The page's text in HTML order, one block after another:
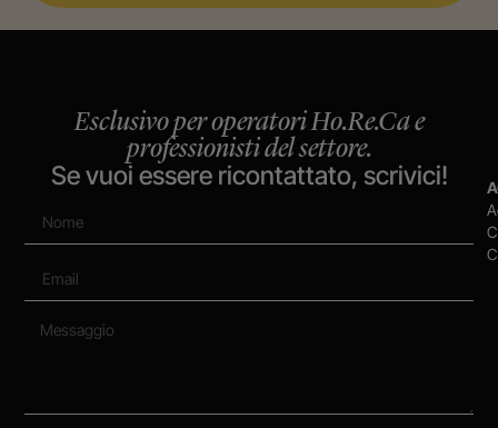
Esclusivo per operatori Ho.Re.Ca e
professionisti del settore.
Se vuoi essere ricontattato, scrivici!